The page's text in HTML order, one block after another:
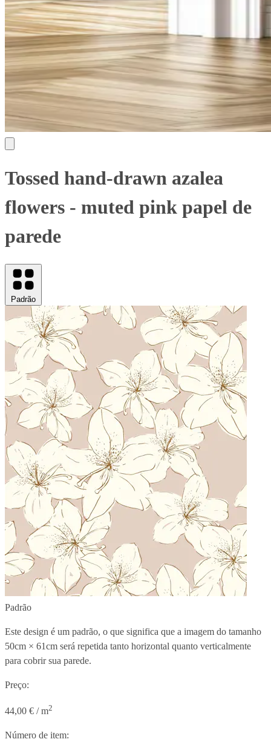
Tossed hand-drawn azalea
flowers - muted pink papel de
parede
Padrão
Padrão
Este design é um padrão, o que significa que a imagem do tamanho
50cm × 61cm será repetida tanto horizontal quanto verticalmente
para cobrir sua parede.
Preço:
44,00 € / m2
Número de item: